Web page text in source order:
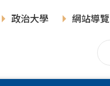
政治大學 網站導覽